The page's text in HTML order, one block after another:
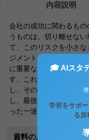
内容説明
会社の成功に関わるも
うものは、切り離せな
て、このリスクを小さ
ジメントを機能させる
に重要なのは、会社の
す。これを踏まえたう
し、そのリスクがどの
し、最後に、そのリス
った一連の流れを作成
資料の原本内容
🎓 AIスタ
学習をサポ
る原